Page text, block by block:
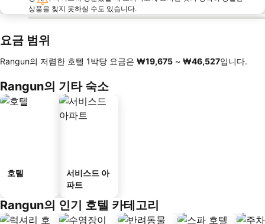
상품을 찾지 못하실 수도 있습니다.
요금 범위
Rangun의 저렴한 호텔 1박당 요금은 ‎₩19,675 ~ ‎₩46,527입니다.
Rangun의 기타 숙소
호텔
서비스드 아
파트
Rangun의 인기 호텔 카테고리